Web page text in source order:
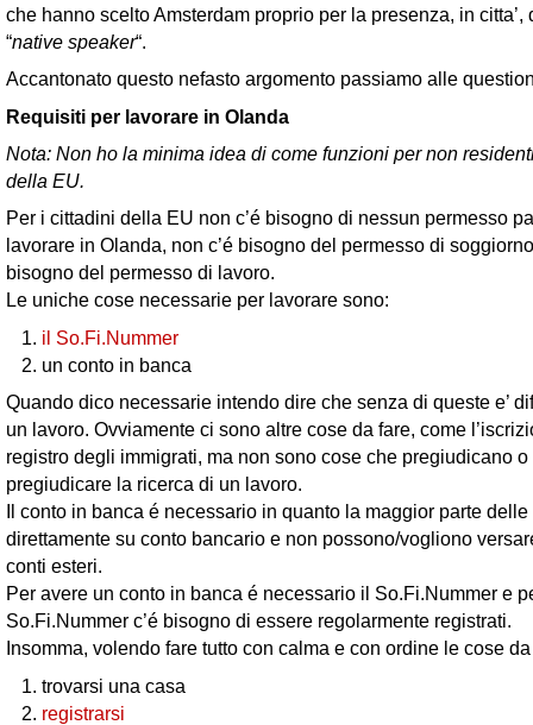
che hanno scelto Amsterdam proprio per la presenza, in citta’,
“native speaker“.
Accantonato questo nefasto argomento passiamo alle
Requisiti per lavorare in Olanda
Nota: Non ho la minima idea di come funzioni per non
della EU.
Per i cittadini della EU non c’é bisogno di nessun permesso
lavorare in Olanda, non c’é bisogno del permesso di
bisogno del permesso di lavoro.
Le uniche cose necessarie per lavorare sono:
il So.Fi.Nummer
un conto in banca
Quando dico necessarie intendo dire che senza di queste e’
un lavoro. Ovviamente ci sono altre cose da fare, come
registro degli immigrati, ma non sono cose che pregiudicano
pregiudicare la ricerca di un lavoro.
Il conto in banca é necessario in quanto la maggior parte
direttamente su conto bancario e non possono/vogliono
conti esteri.
Per avere un conto in banca é necessario il So.Fi.Nummer e
So.Fi.Nummer c’é bisogno di essere regolarmente registrati.
Insomma, volendo fare tutto con calma e con ordine le cose
trovarsi una casa
registrarsi